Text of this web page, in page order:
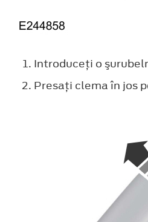
Introduceţi o
Presaţi clema în jos